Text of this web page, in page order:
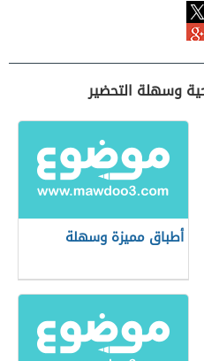
وسهلة التحضير
أطباق مميزة وسهلة